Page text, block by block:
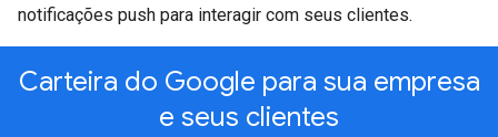
notificações push para interagir com seus clientes.
Carteira do Google para sua empresa
e seus clientes